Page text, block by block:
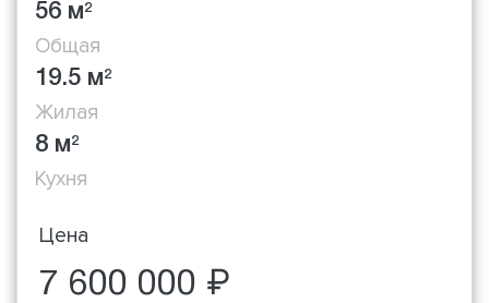
56 м2
Общая
19.5 м2
Жилая
8 м2
Кухня
Цена
7 600 000 ₽